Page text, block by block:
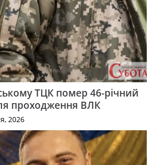
ТЦК помер 46-річний
проходження ВЛК
2026